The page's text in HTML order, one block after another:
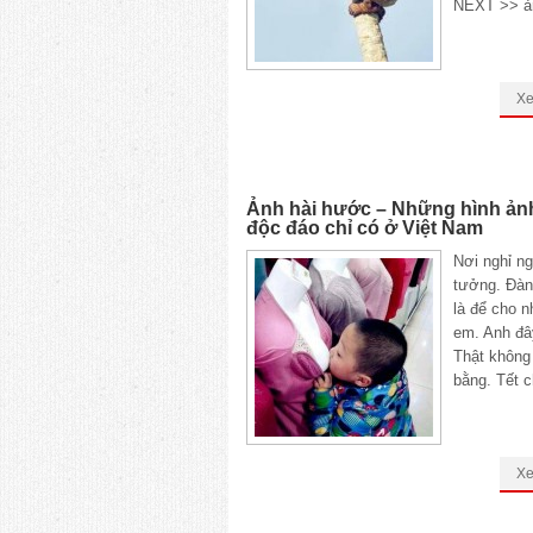
NEXT >>
Ảnh hài hước – Những hình
độc đáo chỉ có ở Việt Nam
Nơi nghỉ
tưởng.
là để cho
em. Anh
Thật
bằng. Tết